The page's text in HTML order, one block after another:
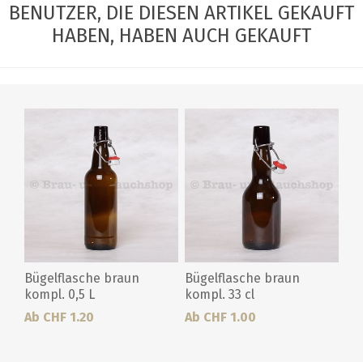
BENUTZER, DIE DIESEN ARTIKEL GEKAUFT
HABEN, HABEN AUCH GEKAUFT
Bügelflasche braun
kompl. 0,5 L
Ab CHF 1.20
Bügelflasche braun
kompl. 33 cl
Ab CHF 1.00